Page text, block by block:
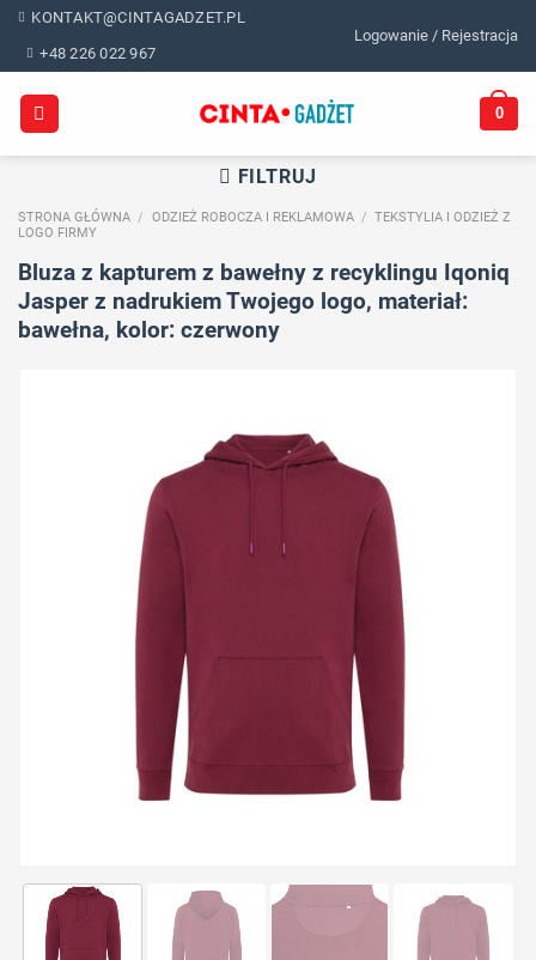
Skip
content
KONTAKT@CINTAGADZET.PL
+48 226 022 967
Logowanie / Rejestracja
0
FILTRUJ
STRONA GŁÓWNA / ODZIEŻ ROBOCZA I REKLAMOWA / TEKSTYLIA I ODZIEŻ Z
LOGO FIRMY
Bluza z kapturem z bawełny z recyklingu Iqoniq
Jasper z nadrukiem Twojego logo, materiał:
bawełna, kolor: czerwony